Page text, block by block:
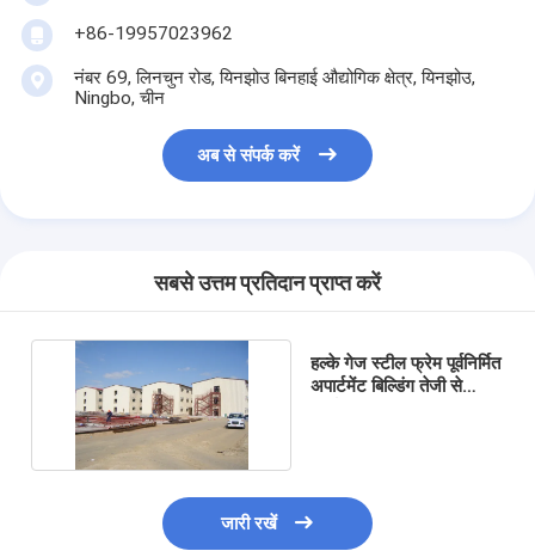
+86-19957023962
नंबर 69, लिनचुन रोड, यिनझोउ बिनहाई औद्योगिक क्षेत्र, यिनझोउ,
Ningbo, चीन
अब से संपर्क करें
सबसे उत्तम प्रतिदान प्राप्त करें
हल्के गेज स्टील फ्रेम पूर्वनिर्मित
अपार्टमेंट बिल्डिंग तेजी से
जारी रखें